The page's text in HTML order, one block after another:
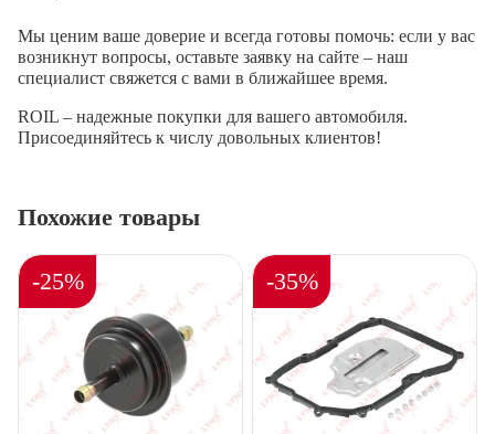
Мы ценим ваше доверие и всегда готовы помочь: если у вас
возникнут вопросы, оставьте заявку на сайте – наш
специалист свяжется с вами в ближайшее время.
ROIL – надежные покупки для вашего автомобиля.
Присоединяйтесь к числу довольных клиентов!
Похожие товары
-25% -35%